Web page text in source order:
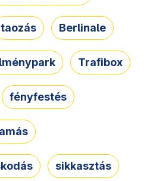
taozás Berlinale
Trafibox
fényfestés
sikkasztás